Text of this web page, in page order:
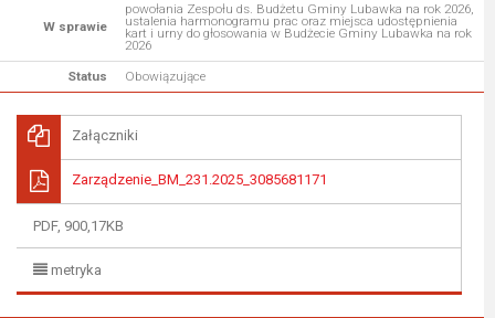
W sprawie
powołania Zespołu ds. Budżetu Gminy Lubawka na rok 2026,
ustalenia harmonogramu prac oraz miejsca udostępnienia
kart i urny do głosowania w Budżecie Gminy Lubawka na rok
2026
Status
Obowiązujące
Załączniki
Zarządzenie_BM_231.2025_3085681171
PDF, 900,17KB
metryka